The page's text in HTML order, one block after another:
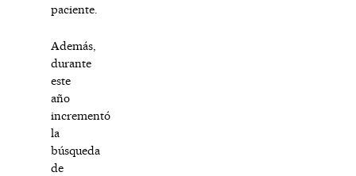
paciente.
Además,
durante
este
año
incrementó
la
búsqueda
de